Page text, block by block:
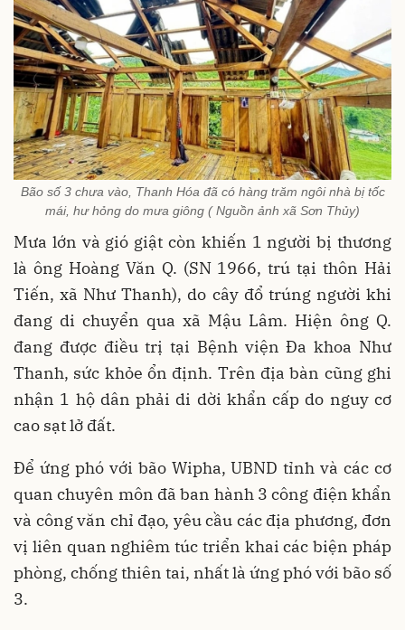
Bão số 3 chưa vào, Thanh Hóa đã có hàng trăm ngôi nhà bị tốc
mái, hư hỏng do mưa giông ( Nguồn ảnh xã Sơn Thủy)
Mưa lớn và gió giật còn khiến 1 người bị thương
là ông Hoàng Văn Q. (SN 1966, trú tại thôn Hải
Tiến, xã Như Thanh), do cây đổ trúng người khi
đang di chuyển qua xã Mậu Lâm. Hiện ông Q.
đang được điều trị tại Bệnh viện Đa khoa Như
Thanh, sức khỏe ổn định. Trên địa bàn cũng ghi
nhận 1 hộ dân phải di dời khẩn cấp do nguy cơ
cao sạt lở đất.
Để ứng phó với bão Wipha, UBND tỉnh và các cơ
quan chuyên môn đã ban hành 3 công điện khẩn
và công văn chỉ đạo, yêu cầu các địa phương, đơn
vị liên quan nghiêm túc triển khai các biện pháp
phòng, chống thiên tai, nhất là ứng phó với bão số
3.